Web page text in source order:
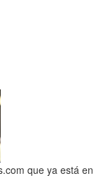
que ya está en